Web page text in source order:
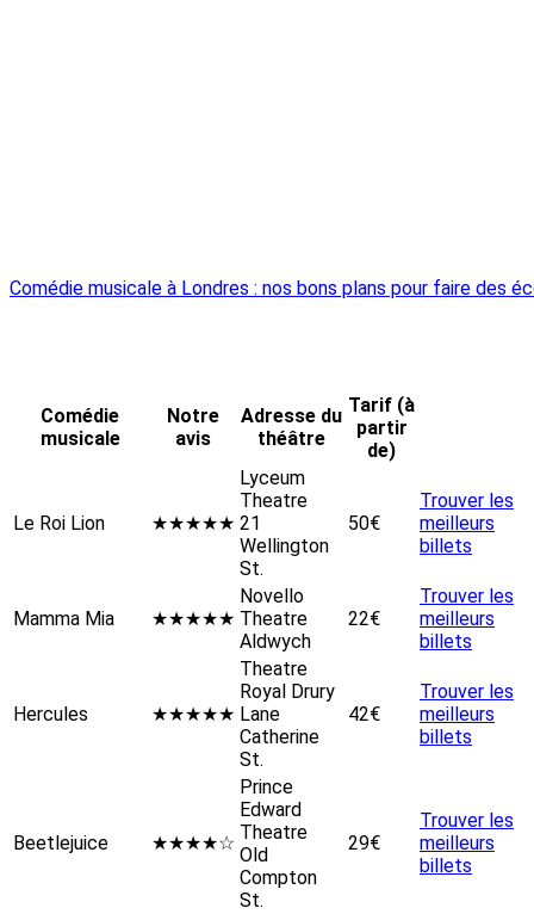
Comédie musicale à Londres : nos bons plans pour faire des
Comédie
musicale
Notre
avis
Adresse du
théâtre
Tarif (à
partir
de)
Le Roi Lion ★★★★★
Lyceum
Theatre
21
Wellington
St.
50€
Trouver les
meilleurs
billets
Mamma Mia ★★★★★
Novello
Theatre
Aldwych
22€
Trouver les
meilleurs
billets
Hercules ★★★★★
Theatre
Royal Drury
Lane
Catherine
St.
42€
Trouver les
meilleurs
billets
Beetlejuice ★★★★☆
Prince
Edward
Theatre
Old
Compton
St.
29€
Trouver les
meilleurs
billets